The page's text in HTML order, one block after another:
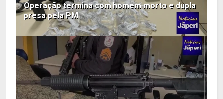
Operação termina com homem morto e dupla
presa pela PM